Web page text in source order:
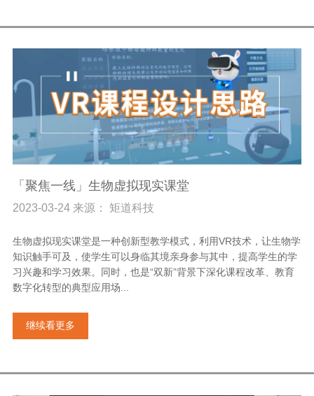
「聚焦一线」生物虚拟现实课堂
2023-03-24 来源： 矩道科技
生物虚拟现实课堂是一种创新型教学模式，利用VR技术，让生物学
知识触手可及，使学生可以身临其境亲身参与其中，提高学生的学
习兴趣和学习效果。同时，也是“双新”背景下深化课程改革、教育
数字化转型的典型应用场...
继续看更多